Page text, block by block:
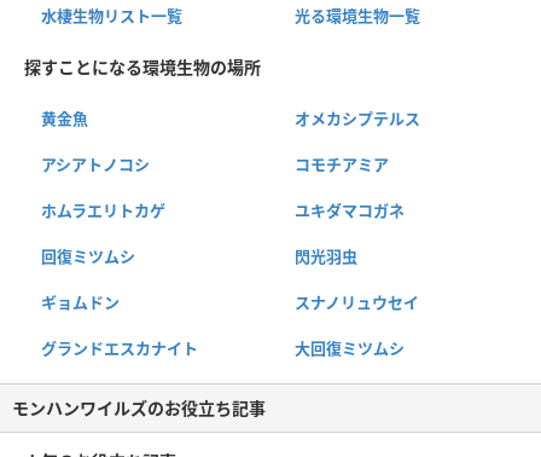
水棲生物リスト一覧 光る環境生物一覧
探すことになる環境生物の場所
黄金魚 オメカシプテルス
アシアトノコシ コモチアミア
ホムラエリトカゲ ユキダマコガネ
回復ミツムシ 閃光羽虫
ギョムドン スナノリュウセイ
グランドエスカナイト 大回復ミツムシ
モンハンワイルズのお役立ち記事